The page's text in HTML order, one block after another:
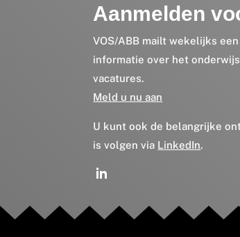
Aanmelden
VOS/ABB mailt wekelijks
informatie over het
vacatures.
Meld u nu aan
U kunt ook de belangrijke
is volgen via LinkedIn.